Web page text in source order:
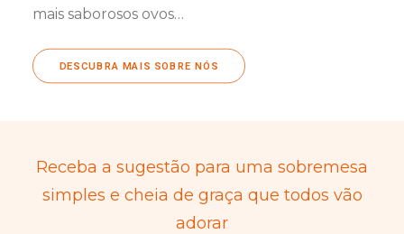
mais saborosos ovos…
DESCUBRA MAIS SOBRE NÓS
Receba a sugestão para uma sobremesa
simples e cheia de graça que todos vão
adorar